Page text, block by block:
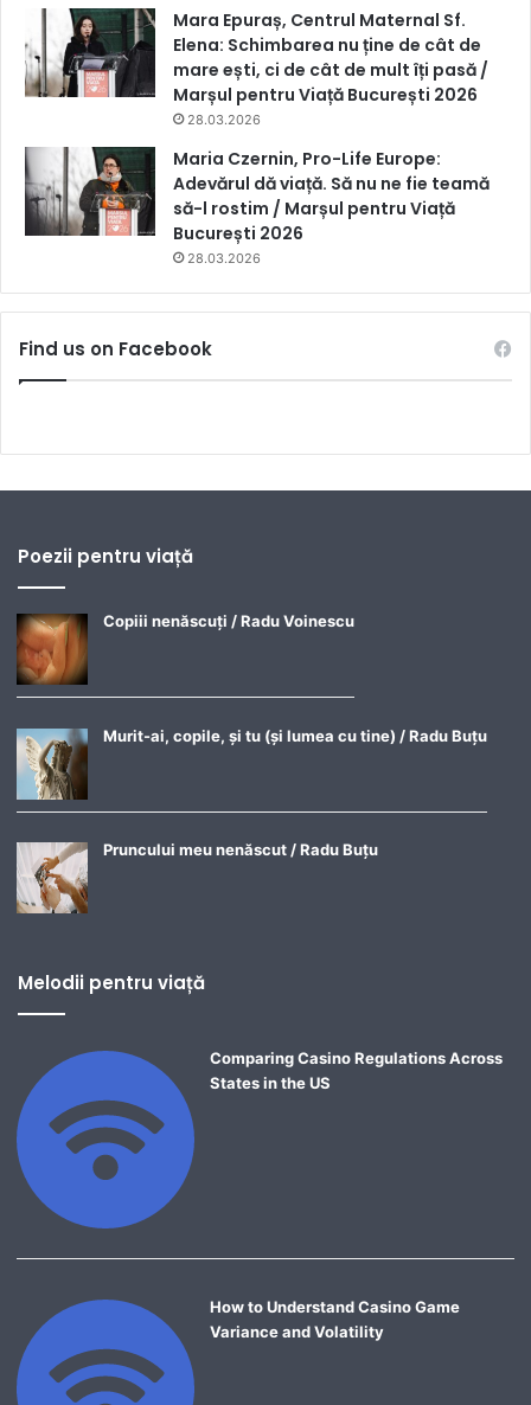
Mara Epuraș, Centrul Maternal Sf.
Elena: Schimbarea nu ține de cât de
mare ești, ci de cât de mult îți pasă /
Marșul pentru Viață București 2026
28.03.2026
Maria Czernin, Pro-Life Europe:
Adevărul dă viață. Să nu ne fie teamă
să-l rostim / Marșul pentru Viață
București 2026
28.03.2026
Find us on Facebook
Poezii pentru viață
Copiii nenăscuți / Radu Voinescu
Murit-ai, copile, și tu (și lumea cu tine) / Radu Buțu
Pruncului meu nenăscut / Radu Buțu
Melodii pentru viață
Comparing Casino Regulations Across
States in the US
How to Understand Casino Game
Variance and Volatility